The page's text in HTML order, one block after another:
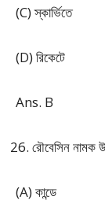
(C) স্কার্ভিতে
(D) রিকেটে
Ans. B
রৌবেসিন নামক
(A) কান্ডে